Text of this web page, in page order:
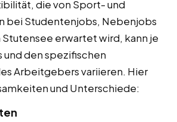
die von Sport- und
bei Studentenjobs, Nebenjobs
Stutensee erwartet wird, kann je
und den spezifischen
Arbeitgebers variieren. Hier
und Unterschiede: